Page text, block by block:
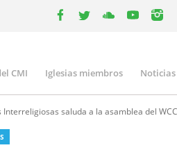
CMI Iglesias miembros Noticias
Interreligiosas saluda a la asamblea del